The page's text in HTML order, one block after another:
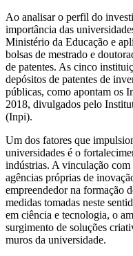
Ao analisar o perfil do
importância das
Ministério da Educação e
bolsas de mestrado e
de patentes. As cinco
depósitos de patentes de
públicas, como apontam os
2018, divulgados pelo
(Inpi).
Um dos fatores que
universidades é o
indústrias. A vinculação com
agências próprias de
empreendedor na formação
medidas tomadas neste
em ciência e tecnologia, o
surgimento de soluções
muros da universidade.